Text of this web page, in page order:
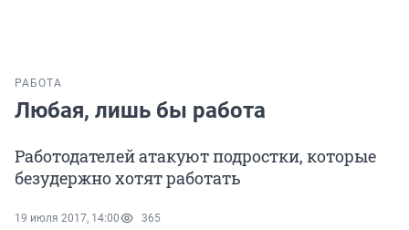
РАБОТА
Любая, лишь бы работа
Работодателей атакуют подростки, которые
безудержно хотят работать
19 июля 2017, 14:00 365